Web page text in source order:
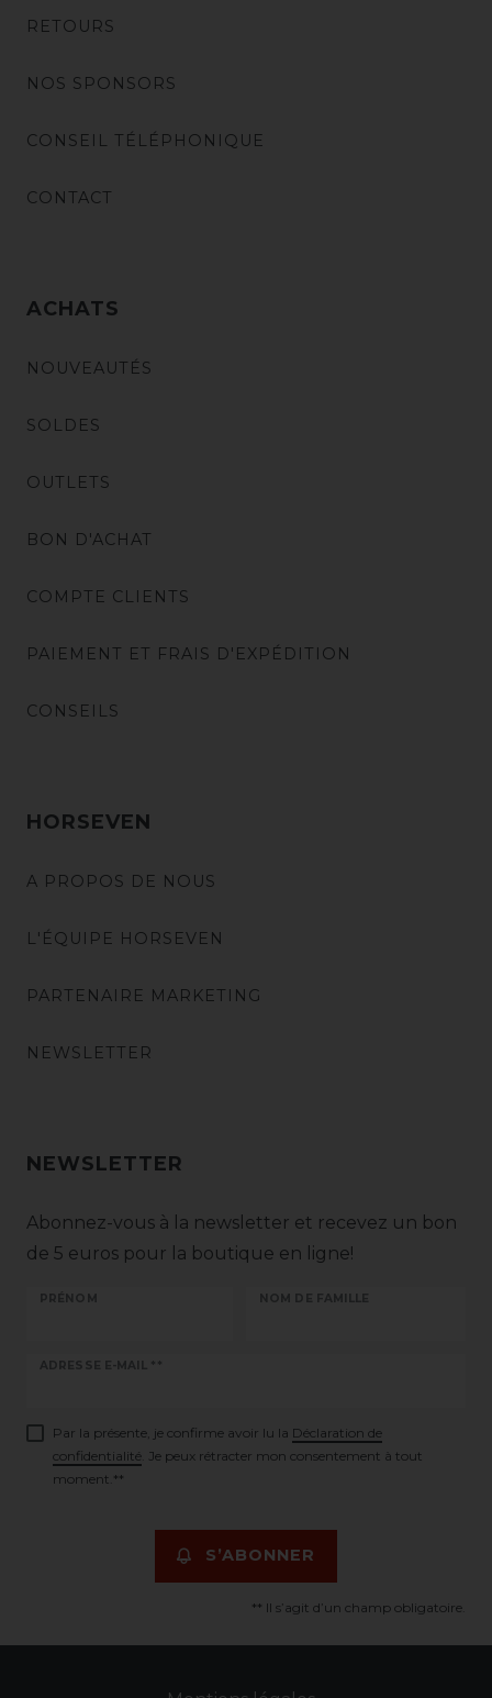
RETOURS
NOS SPONSORS
CONSEIL TÉLÉPHONIQUE
CONTACT
ACHATS
NOUVEAUTÉS
SOLDES
OUTLETS
BON D'ACHAT
COMPTE CLIENTS
PAIEMENT ET FRAIS D'EXPÉDITION
CONSEILS
HORSEVEN
A PROPOS DE NOUS
L'ÉQUIPE HORSEVEN
PARTENAIRE MARKETING
NEWSLETTER
NEWSLETTER
Abonnez-vous à la newsletter et recevez un bon
de 5 euros pour la boutique en ligne!
PRÉNOM NOM DE FAMILLE
ADRESSE E-MAIL **
Ceres::Template.newsletterHoneypotLabel
Par la présente, je confirme avoir lu la Déclaration de
confidentialité . Je peux rétracter mon consentement à tout
moment.**
S’ABONNER
** Il s’agit d’un champ obligatoire.